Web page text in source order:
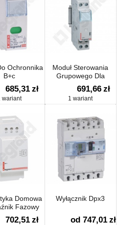
Ochronnika
B+c
685,31 zł
wariant
Moduł Sterowania
Grupowego Dla
Przekaźników
Bistabilnych Pb400
691,66 zł
1 wariant
Domowa
Fazowy
400v~
702,51 zł
Wyłącznik Dpx3
od 747,01 zł